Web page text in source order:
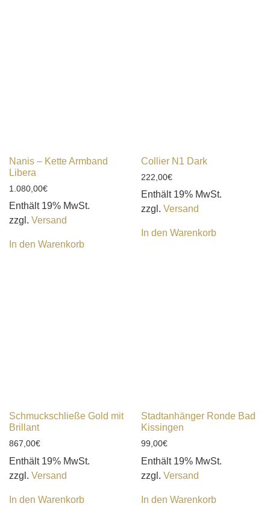
Nanis – Kette Armband
Libera
1.080,00€
Enthält 19% MwSt.
zzgl. Versand
In den Warenkorb
Collier N1 Dark
222,00€
Enthält 19% MwSt.
zzgl. Versand
In den Warenkorb
Schmuckschließe Gold mit
Brillant
867,00€
Enthält 19% MwSt.
zzgl. Versand
In den Warenkorb
Stadtanhänger Ronde Bad
Kissingen
99,00€
Enthält 19% MwSt.
zzgl. Versand
In den Warenkorb